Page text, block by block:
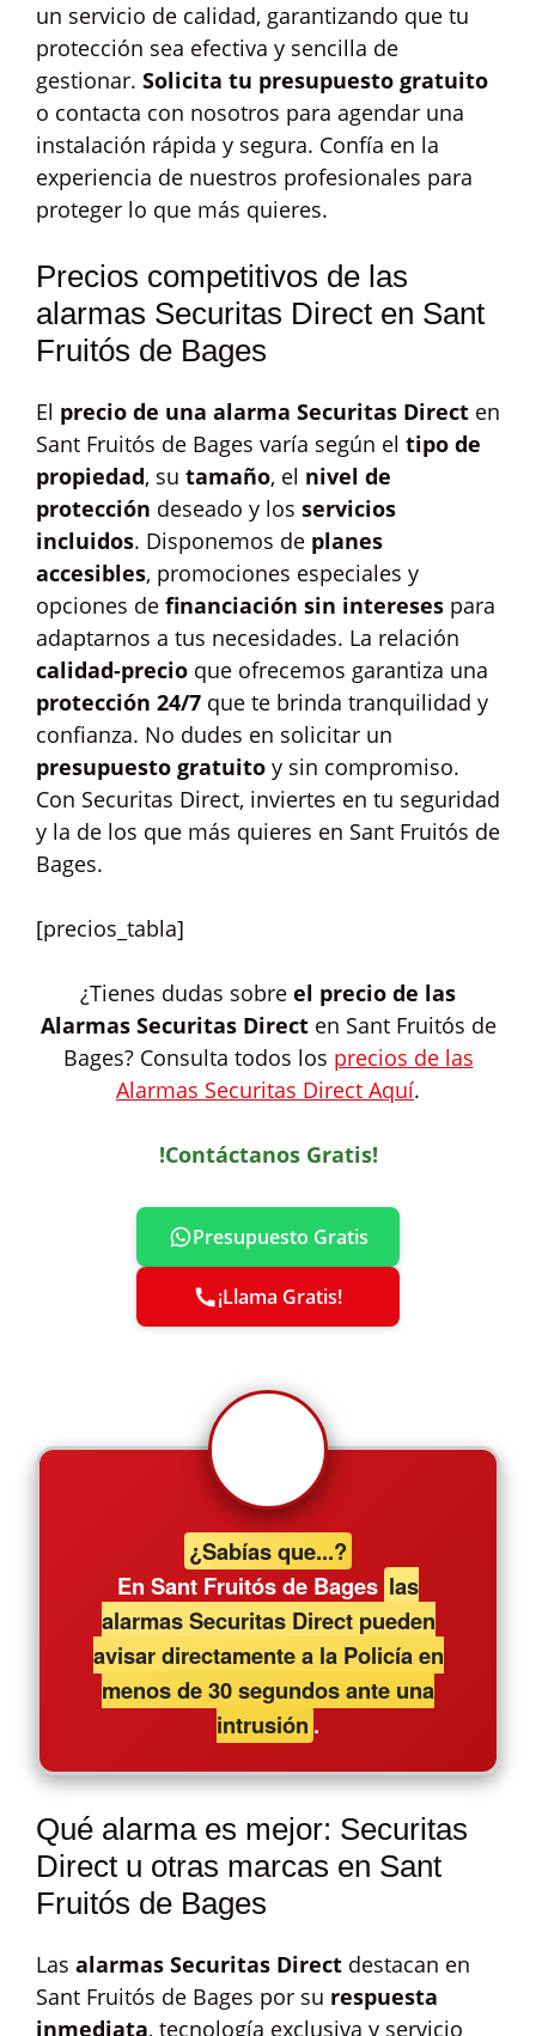
un servicio de calidad, garantizando que tu
protección sea efectiva y sencilla de
gestionar. Solicita tu presupuesto gratuito
o contacta con nosotros para agendar una
instalación rápida y segura. Confía en la
experiencia de nuestros profesionales para
proteger lo que más quieres.
Precios competitivos de las
alarmas Securitas Direct en Sant
Fruitós de Bages
El precio de una alarma Securitas Direct en
Sant Fruitós de Bages varía según el tipo de
propiedad, su tamaño, el nivel de
protección deseado y los servicios
incluidos. Disponemos de planes
accesibles, promociones especiales y
opciones de financiación sin intereses para
adaptarnos a tus necesidades. La relación
calidad-precio que ofrecemos garantiza una
protección 24/7 que te brinda tranquilidad y
confianza. No dudes en solicitar un
presupuesto gratuito y sin compromiso.
Con Securitas Direct, inviertes en tu seguridad
y la de los que más quieres en Sant Fruitós de
Bages.
[precios_tabla]
¿Tienes dudas sobre el precio de las
Alarmas Securitas Directen Sant Fruitós de
Bages? Consulta todos los precios de las
Alarmas Securitas Direct Aquí.
!Contáctanos Gratis!
Presupuesto Gratis
¡Llama Gratis!
¿Sabías que...?
En Sant Fruitós de Bages las
alarmas Securitas Direct pueden
avisar directamente a la Policía en
menos de 30 segundos ante una
intrusión .
Qué alarma es mejor: Securitas
Direct u otras marcas en Sant
Fruitós de Bages
Las alarmas Securitas Direct destacan en
Sant Fruitós de Bages por su respuesta
inmediata, tecnología exclusiva y servicio